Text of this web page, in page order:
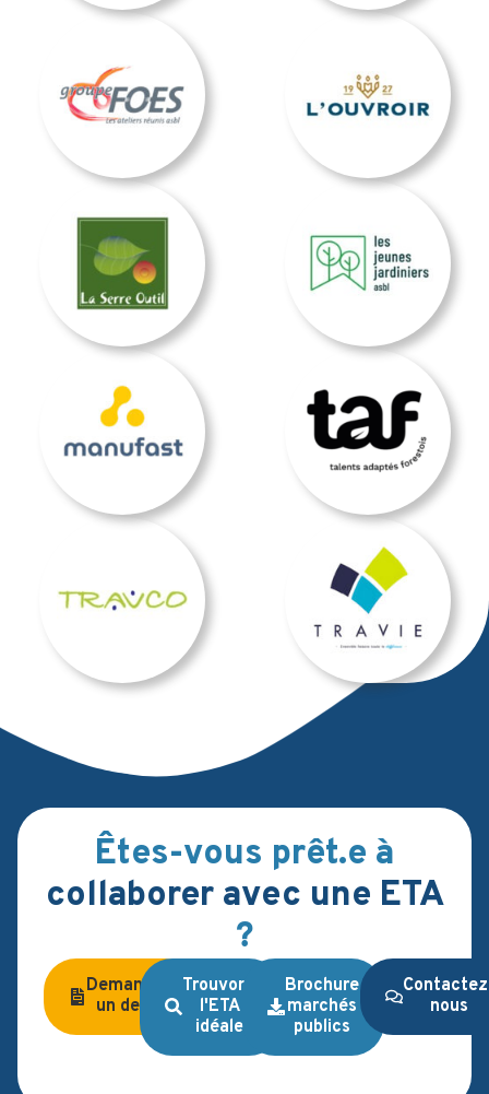
Êtes-vous prêt.e à
collaborer avec une ETA
?
Demandez
un devis
Trouvons
l'ETA
idéale
Brochure
marchés
publics
nous